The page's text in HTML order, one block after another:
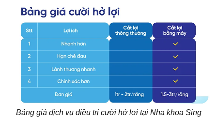
Bảng giá dịch vụ điều trị cười hở lợi tại Nha khoa Sing